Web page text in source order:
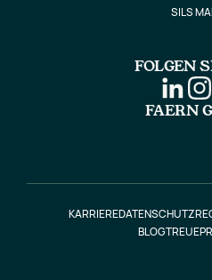
SILS
FOLGEN
FAERN
KARRIEREDATENSCHUTZ
BLOG